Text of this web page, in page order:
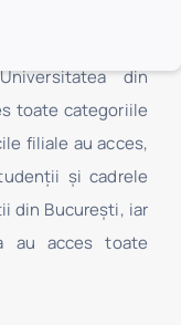
din
toate categoriile
filiale au acces,
şi cadrele
din București, iar
au acces toate